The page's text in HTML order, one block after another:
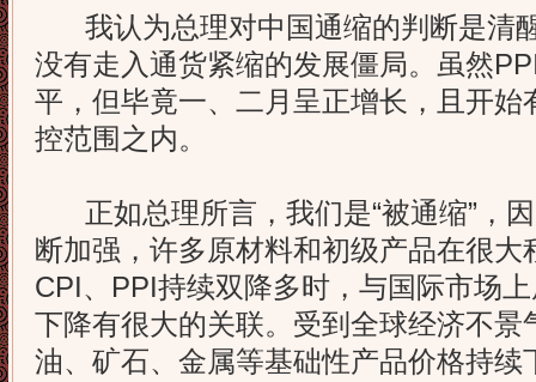
我认为总理对中国通缩的判断是清
没有走入通货紧缩的发展僵局。虽然
平，但毕竟一、二月呈正增长，且开始
控范围之内。
正如总理所言，我们是“被通缩”，
断加强，许多原材料和初级产品在很大
CPI、PPI持续双降多时，与国际市场
下降有很大的关联。受到全球经济不景
油、矿石、金属等基础性产品价格持续